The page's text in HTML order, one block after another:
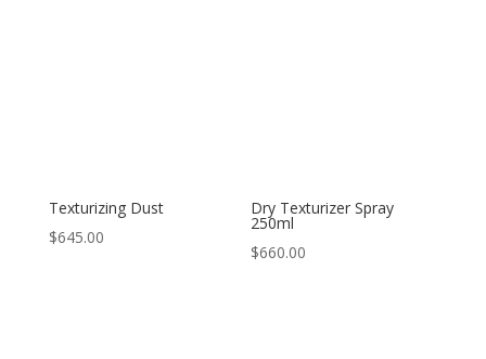
Texturizing Dust
$645.00
Dry Texturizer Spray
250ml
$660.00